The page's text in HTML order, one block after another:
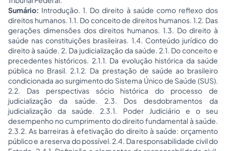
Sumário: Introdução. 1. Do direito à saúde como reflexo dos
direitos humanos. 1.1. Do conceito de direitos humanos. 1.2. Das
gerações dimensões dos direitos humanos. 1.3. Do direito à
saúde nas constituições brasileiras. 1.4. Conteúdo jurídico do
direito à saúde. 2. Da judicialização da saúde. 2.1. Do conceito e
precedentes históricos. 2.1.1. Da evolução histórica da saúde
pública no Brasil. 2.1.2. Da prestação de saúde ao brasileiro
condicionada ao surgimento do Sistema Único de Saúde (SUS).
2.2. Das perspectivas sócio histórica do processo de
judicialização da saúde. 2.3. Dos desdobramentos da
judicialização da saúde. 2.3.1. Poder Judiciário e o seu
desempenho no cumprimento do direito fundamental à saúde.
2.3.2. As barreiras à efetivação do direito à saúde: orçamento
público e a reserva do possível. 2.4. Da responsabilidade civil do